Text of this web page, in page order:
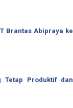
Brantas Abipraya ke
Tetap Produktif dan